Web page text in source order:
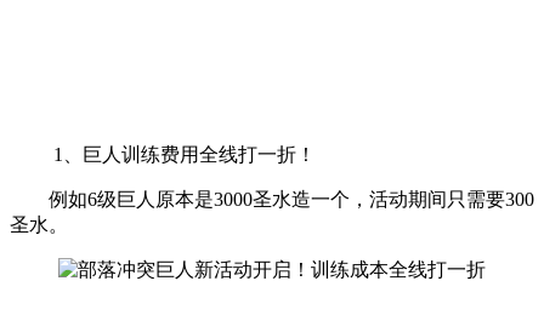
1、巨人训练费用全线打一折！
例如6级巨人原本是3000圣水造一个，活动期间只需要300
圣水。